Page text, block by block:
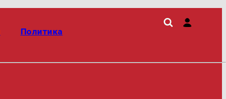
Политика